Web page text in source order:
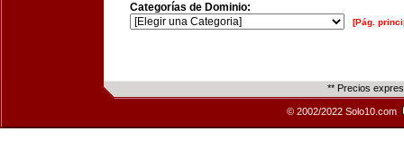
Categorías de Dominio:
[Pág.
** Precios
© 2002/2022 Solo10.com